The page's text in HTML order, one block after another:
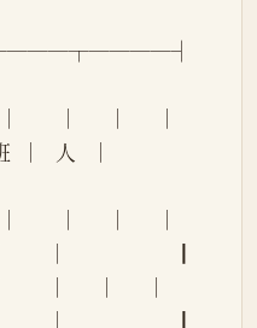
│      │      │
│   人   │
│      │      │
│                      ┃
│      │      │
│                      ┃